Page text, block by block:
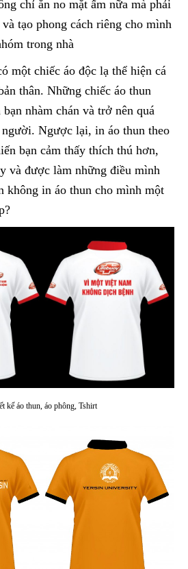
chỉ ăn no mặt ấm nữa mà phải
tạo phong cách riêng cho mình
trong nhà
một chiếc áo độc lạ thể hiện cá
thân. Những chiếc áo thun
nhàm chán và trở nên quá
Ngược lại, in áo thun theo
bạn cảm thấy thích thú hơn,
và được làm những điều mình
không in áo thun cho mình một
kế áo thun, áo phông, Tshirt